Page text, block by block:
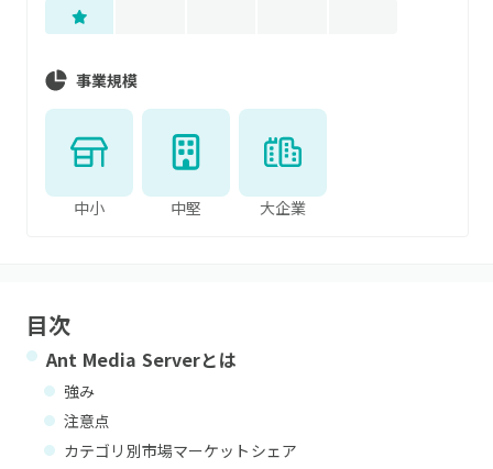
事業規模
中小 中堅 大企業
目次
Ant Media Serverとは
強み
注意点
カテゴリ別市場マーケットシェア